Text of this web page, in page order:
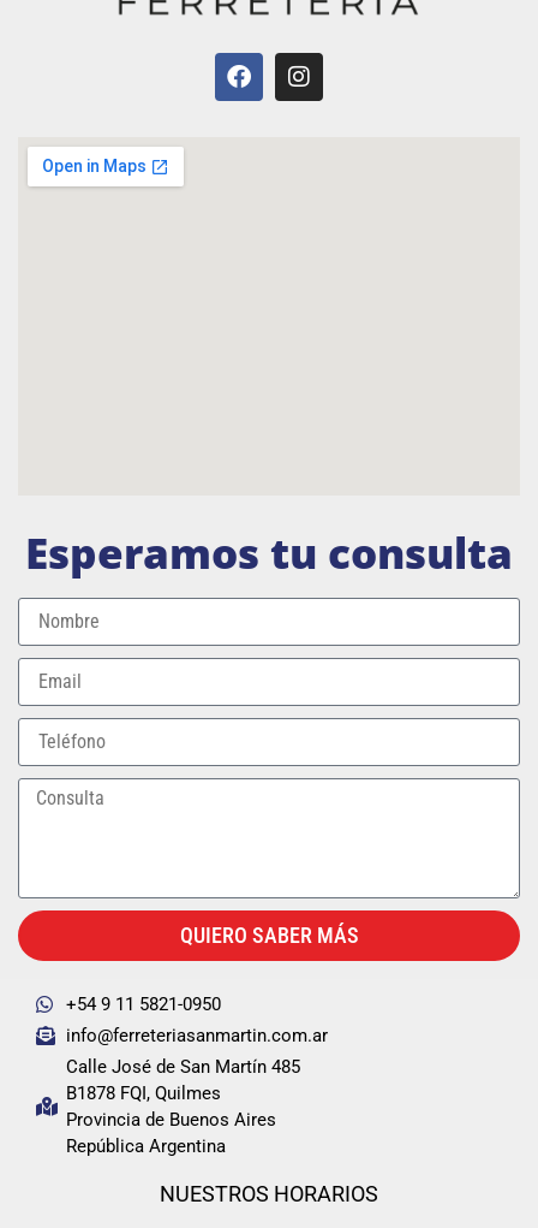
Esperamos tu consulta
QUIERO SABER MÁS
+54 9 11 5821-0950
info@ferreteriasanmartin.com.ar
Calle José de San Martín 485
B1878 FQI, Quilmes
Provincia de Buenos Aires
República Argentina
NUESTROS HORARIOS